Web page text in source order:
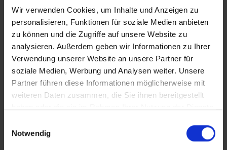
Wir verwenden Cookies, um Inhalte und Anzeigen zu
personalisieren, Funktionen für soziale Medien anbieten
zu können und die Zugriffe auf unsere Website zu
analysieren. Außerdem geben wir Informationen zu Ihrer
Verwendung unserer Website an unsere Partner für
soziale Medien, Werbung und Analysen weiter. Unsere
Partner führen diese Informationen möglicherweise mit
weiteren Daten zusammen, die Sie ihnen bereitgestellt
Notwendig